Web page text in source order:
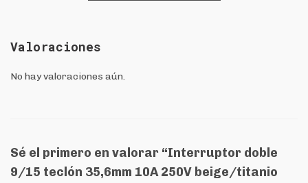
Valoraciones
No hay valoraciones aún.
Sé el primero en valorar “Interruptor doble
9/15 teclón 35,6mm 10A 250V beige/titanio